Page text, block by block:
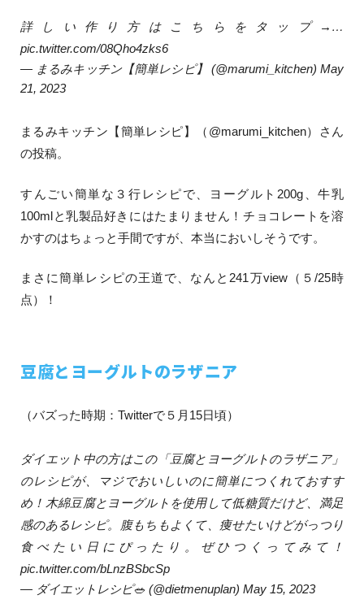
詳しい作り方はこちらをタップ→…
pic.twitter.com/08Qho4zks6
— まるみキッチン【簡単レシピ】 (@marumi_kitchen) May
21, 2023
まるみキッチン【簡単レシピ】（ @marumi_kitchen）さん
の投稿。
すんごい簡単な３行レシピで、ヨーグルト200g、牛乳
100mlと乳製品好きにはたまりません！チョコレートを溶
かすのはちょっと手間ですが、本当においしそうです。
まさに簡単レシピの王道で、なんと241万view（５/25時
点）！
豆腐とヨーグルトのラザニア
（バズった時期：Twitterで５月15日頃）
ダイエット中の方はこの「豆腐とヨーグルトのラザニア」
のレシピが、マジでおいしいのに簡単につくれておすす
め！木綿豆腐とヨーグルトを使用して低糖質だけど、満足
感のあるレシピ。腹もちもよくて、痩せたいけどがっつり
食べたい日にぴったり。ぜひつくってみて！
pic.twitter.com/bLnzBSbcSp
— ダイエットレシピ🥗 (@dietmenuplan) May 15, 2023